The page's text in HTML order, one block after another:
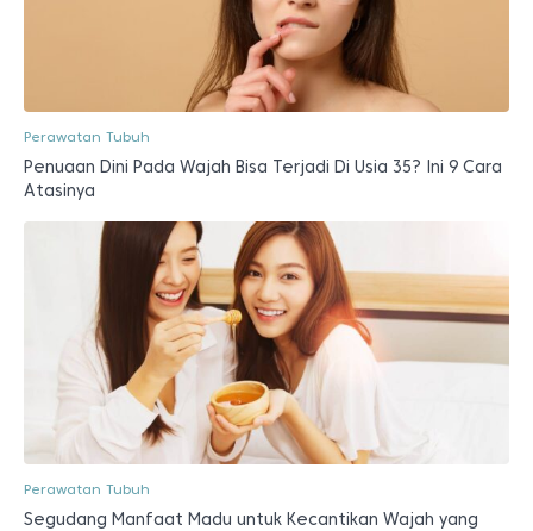
Perawatan Tubuh
Penuaan Dini Pada Wajah Bisa Terjadi Di Usia 35? Ini 9 Cara
Atasinya
Perawatan Tubuh
Segudang Manfaat Madu untuk Kecantikan Wajah yang